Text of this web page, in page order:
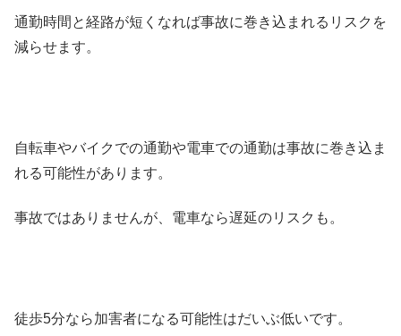
通勤時間と経路が短くなれば事故に巻き込まれるリスクを
減らせます。
自転車やバイクでの通勤や電車での通勤は事故に巻き込ま
れる可能性があります。
事故ではありませんが、電車なら遅延のリスクも。
徒歩5分なら加害者になる可能性はだいぶ低いです。